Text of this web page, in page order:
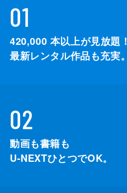
01
420,000 本以上が見放題！
最新レンタル作品も充実。
02
動画も書籍も
U-NEXTひとつでOK。